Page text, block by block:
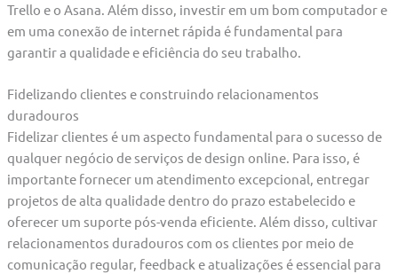
Trello e o Asana. Além disso, investir em um bom computador e
em uma conexão de internet rápida é fundamental para
garantir a qualidade e eficiência do seu trabalho.
Fidelizando clientes e construindo relacionamentos
duradouros
Fidelizar clientes é um aspecto fundamental para o sucesso de
qualquer negócio de serviços de design online. Para isso, é
importante fornecer um atendimento excepcional, entregar
projetos de alta qualidade dentro do prazo estabelecido e
oferecer um suporte pós-venda eficiente. Além disso, cultivar
relacionamentos duradouros com os clientes por meio de
comunicação regular, feedback e atualizações é essencial para